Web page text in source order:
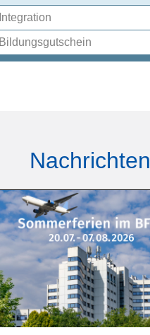
Integration
Bildungsgutschein
Nachrichten